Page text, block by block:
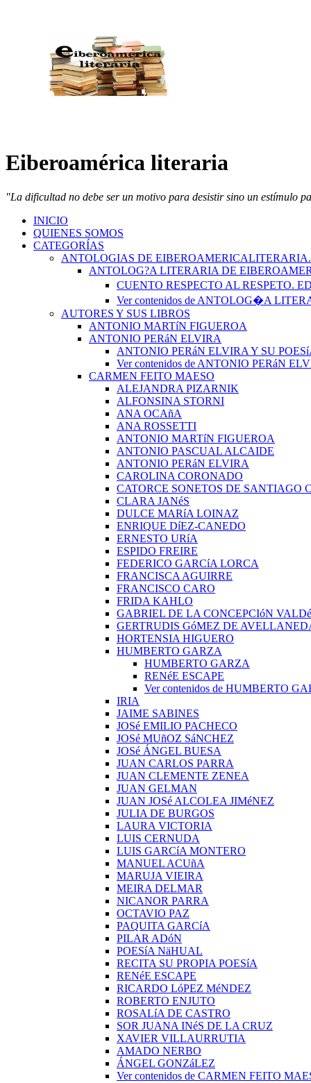
Eiberoamérica literaria
"La dificultad no debe ser un motivo para desistir sino un estímulo
INICIO
QUIENES SOMOS
CATEGORÍAS
ANTOLOGIAS DE
ANTOLOG?A LITERARIA DE
CUENTO RESPECTO AL RESPETO.
Ver contenidos de ANTOLOG�A
AUTORES Y SUS LIBROS
ANTONIO MARTíN FIGUEROA
ANTONIO PERáN ELVIRA
ANTONIO PERáN ELVIRA Y SU
Ver contenidos de ANTONIO PERáN
CARMEN FEITO MAESO
ALEJANDRA PIZARNIK
ALFONSINA STORNI
ANA OCAñA
ANA ROSSETTI
ANTONIO MARTíN FIGUEROA
ANTONIO PASCUAL ALCAIDE
ANTONIO PERáN ELVIRA
CAROLINA CORONADO
CATORCE SONETOS DE SANTIAGO
CLARA JANéS
DULCE MARíA LOINAZ
ENRIQUE DíEZ-CANEDO
ERNESTO URíA
ESPIDO FREIRE
FEDERICO GARCíA LORCA
FRANCISCA AGUIRRE
FRANCISCO CARO
FRIDA KAHLO
GABRIEL DE LA CONCEPCIóN
GERTRUDIS GóMEZ DE
HORTENSIA HIGUERO
HUMBERTO GARZA
HUMBERTO GARZA
RENéE ESCAPE
Ver contenidos de HUMBERTO
IRIA
JAIME SABINES
JOSé EMILIO PACHECO
JOSé MUñOZ SáNCHEZ
JOSé ÁNGEL BUESA
JUAN CARLOS PARRA
JUAN CLEMENTE ZENEA
JUAN GELMAN
JUAN JOSé ALCOLEA JIMéNEZ
JULIA DE BURGOS
LAURA VICTORIA
LUIS CERNUDA
LUIS GARCíA MONTERO
MANUEL ACUñA
MARUJA VIEIRA
MEIRA DELMAR
NICANOR PARRA
OCTAVIO PAZ
PAQUITA GARCíA
PILAR ADóN
POESíA NäHUAL
RECITA SU PROPIA POESíA
RENéE ESCAPE
RICARDO LóPEZ MéNDEZ
ROBERTO ENJUTO
ROSALíA DE CASTRO
SOR JUANA INéS DE LA CRUZ
XAVIER VILLAURRUTIA
AMADO NERBO
ÁNGEL GONZáLEZ
Ver contenidos de CARMEN FEITO